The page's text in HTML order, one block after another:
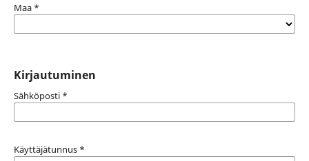
Maa *
Kirjautuminen
Sähköposti *
Käyttäjätunnus *